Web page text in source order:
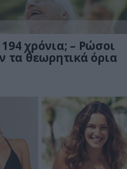
χρόνια; – Ρώσοι
τα θεωρητικά όρια